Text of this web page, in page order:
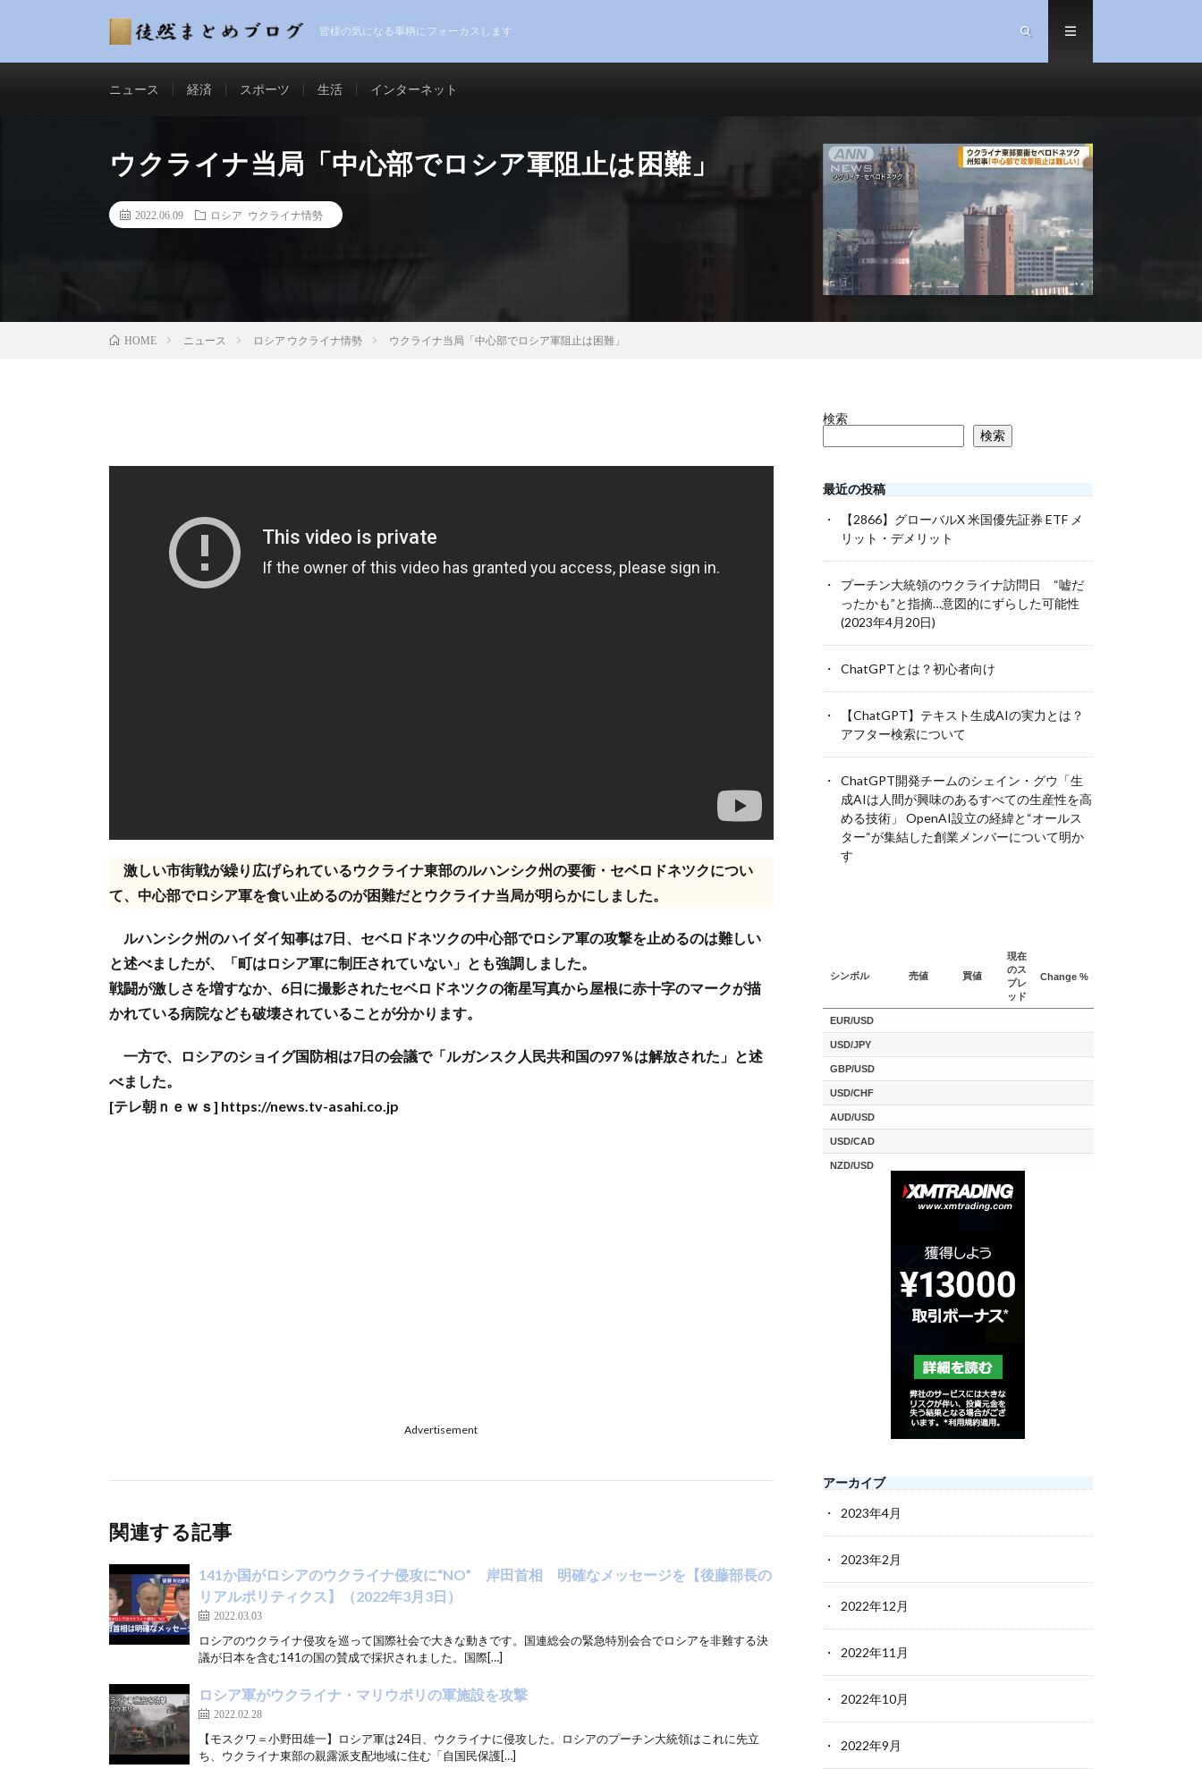
皆様の気になる事柄にフォーカスします
ニュース 経済 スポーツ 生活 インターネット
ウクライナ当局「中心部でロシア軍阻止は困難」
2022.06.09 ロシア ウクライナ情勢
HOME ニュース ロシア ウクライナ情勢 ウクライナ当局「中心部でロシア軍阻止は困難」
激しい市街戦が繰り広げられているウクライナ東部のルハンシク州の要衝・セベロドネツクについ
て、中心部でロシア軍を食い止めるのが困難だとウクライナ当局が明らかにしました。
ルハンシク州のハイダイ知事は7日、セベロドネツクの中心部でロシア軍の攻撃を止めるのは難しい
と述べましたが、「町はロシア軍に制圧されていない」とも強調しました。
戦闘が激しさを増すなか、6日に撮影されたセベロドネツクの衛星写真から屋根に赤十字のマークが描
かれている病院なども破壊されていることが分かります。
一方で、ロシアのショイグ国防相は7日の会議で「ルガンスク人民共和国の97％は解放された」と述
べました。
[テレ朝ｎｅｗｓ] https://news.tv-asahi.co.jp
Advertisement
関連する記事
141か国がロシアのウクライナ侵攻に“NO” 岸田首相 明確なメッセージを【後藤部長の
リアルポリティクス】（2022年3月3日）
2022.03.03
ロシアのウクライナ侵攻を巡って国際社会で大きな動きです。国連総会の緊急特別会合でロシアを非難する決
議が日本を含む141の国の賛成で採択されました。国際[…]
ロシア軍がウクライナ・マリウポリの軍施設を攻撃
2022.02.28
【モスクワ＝小野田雄一】ロシア軍は24日、ウクライナに侵攻した。ロシアのプーチン大統領はこれに先立
ち、ウクライナ東部の親露派支配地域に住む「自国民保護[…]
検索
検索
最近の投稿
【2866】グローバルX 米国優先証券 ETF メ
リット・デメリット
プーチン大統領のウクライナ訪問日 “嘘だ
ったかも”と指摘…意図的にずらした可能性
(2023年4月20日)
ChatGPTとは？初心者向け
【ChatGPT】テキスト生成AIの実力とは？
アフター検索について
ChatGPT開発チームのシェイン・グウ「生
成AIは人間が興味のあるすべての生産性を高
める技術」 OpenAI設立の経緯と“オールス
ター“が集結した創業メンバーについて明か
す
アーカイブ
2023年4月
2023年2月
2022年12月
2022年11月
2022年10月
2022年9月